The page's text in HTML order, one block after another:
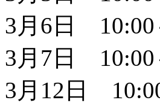
3月6日 10:00
3月7日 10:00
3月12日